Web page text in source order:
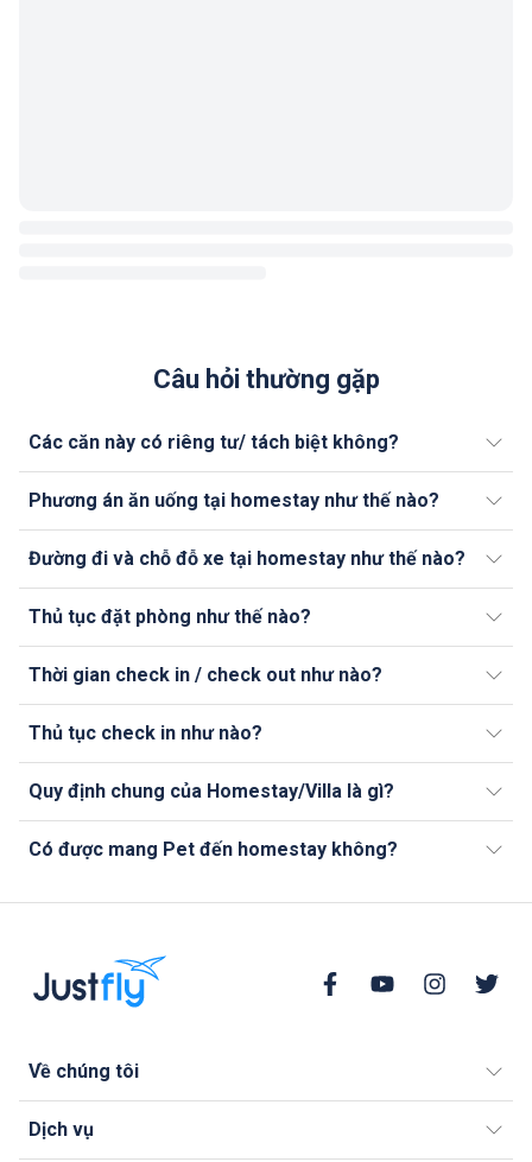
Câu hỏi thường gặp
Các căn này có riêng tư/ tách biệt không?
Phương án ăn uống tại homestay như thế nào?
Đường đi và chỗ đỗ xe tại homestay như thế nào?
Thủ tục đặt phòng như thế nào?
Thời gian check in / check out như nào?
Thủ tục check in như nào?
Quy định chung của Homestay/Villa là gì?
Có được mang Pet đến homestay không?
Về chúng tôi
Dịch vụ